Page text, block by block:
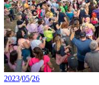
2023/05/26